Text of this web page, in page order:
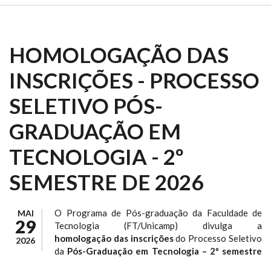
HOMOLOGAÇÃO DAS
INSCRIÇÕES - PROCESSO
SELETIVO PÓS-
GRADUAÇÃO EM
TECNOLOGIA - 2º
SEMESTRE DE 2026
MAI
29
2026
O Programa de Pós-graduação da Faculdade de
Tecnologia (FT/Unicamp) divulga a
homologação das inscriçõesdo Processo Seletivo
da Pós-Graduação em Tecnologia – 2º semestre